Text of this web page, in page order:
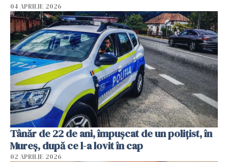
04 APRILIE 2026
Tânăr de 22 de ani, împușcat de un polițist, în
Mureș, după ce l-a lovit în cap
02 APRILIE 2026